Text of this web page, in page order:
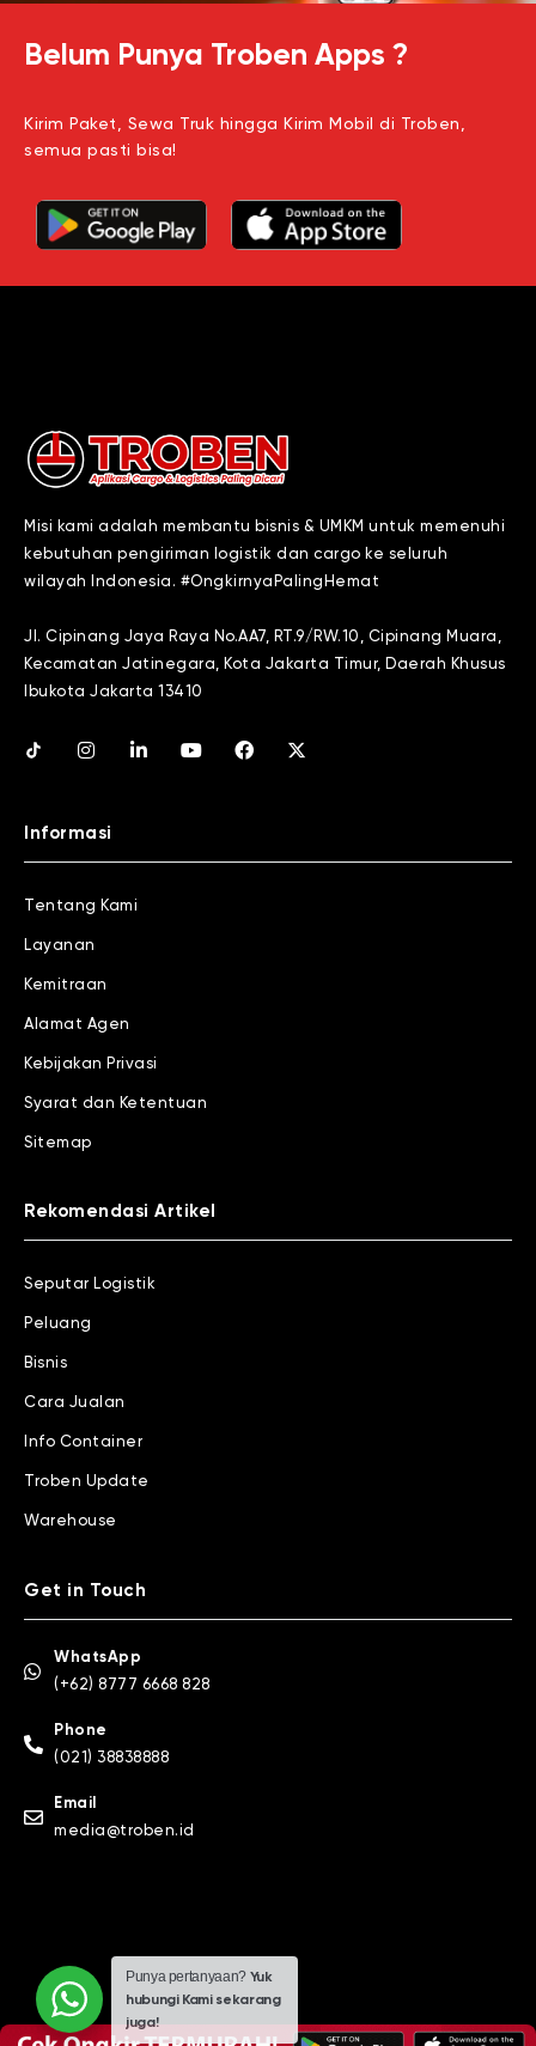
Belum Punya Troben Apps ?
Kirim Paket, Sewa Truk hingga Kirim Mobil di Troben,
semua pasti bisa!
Misi kami adalah membantu bisnis & UMKM untuk memenuhi
kebutuhan pengiriman logistik dan cargo ke seluruh
wilayah Indonesia. #OngkirnyaPalingHemat
Jl. Cipinang Jaya Raya No.AA7, RT.9/RW.10, Cipinang Muara,
Kecamatan Jatinegara, Kota Jakarta Timur, Daerah Khusus
Ibukota Jakarta 13410
Informasi
Tentang Kami
Layanan
Kemitraan
Alamat Agen
Kebijakan Privasi
Syarat dan Ketentuan
Sitemap
Rekomendasi Artikel
Seputar Logistik
Peluang
Bisnis
Cara Jualan
Info Container
Troben Update
Warehouse
Get in Touch
WhatsApp
(+62) 8777 6668 828
Phone
(021) 38838888
Email
media@troben.id
Punya pertanyaan? Yuk
hubungi Kami sekarang
juga!